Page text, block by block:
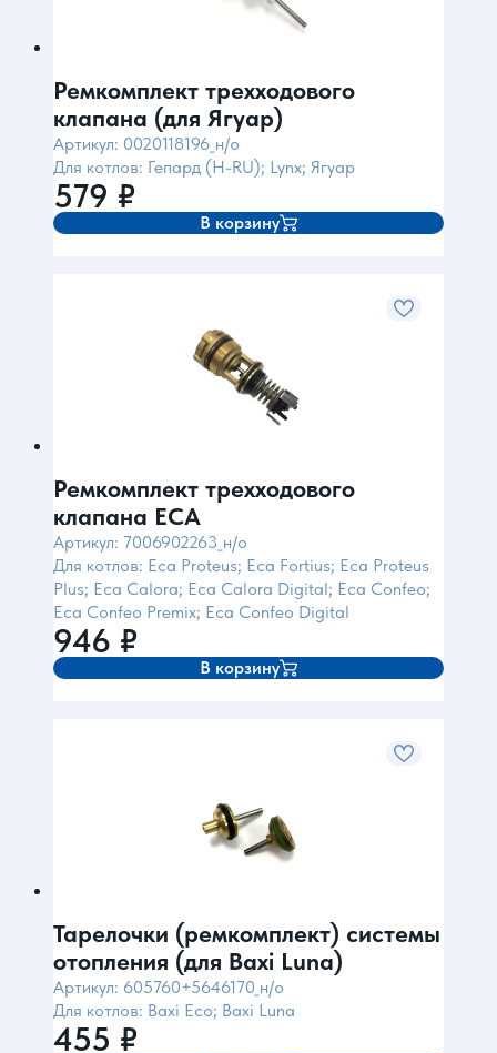
Ремкомплект трехходового
клапана (для Ягуар)
Артикул: 0020118196_н/о
Для котлов: Гепард (H-RU); Lynx; Ягуар
579 ₽
В корзину
Ремкомплект трехходового
клапана ECA
Артикул: 7006902263_н/о
Для котлов: Eca Proteus; Eca Fortius; Eca Proteus
Plus; Eca Calora; Eca Calora Digital; Eca Confeo;
Eca Confeo Premix; Eca Confeo Digital
946 ₽
В корзину
Тарелочки (ремкомплект) системы
отопления (для Baxi Luna)
Артикул: 605760+5646170_н/о
Для котлов: Baxi Eco; Baxi Luna
455 ₽